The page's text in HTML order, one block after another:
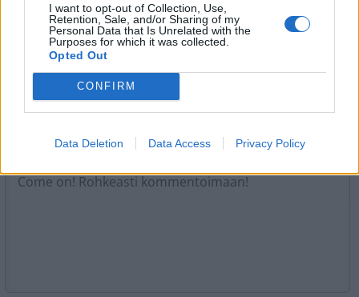
I want to opt-out of Collection, Use,
Retention, Sale, and/or Sharing of my
Personal Data that Is Unrelated with the
Purposes for which it was collected.
Opted Out
CONFIRM
Data Deletion Data Access Privacy Policy
Heräsikö ajatuksia? Kerro mielipiteesi. Tutustu kuitenkin
sääntöihin.